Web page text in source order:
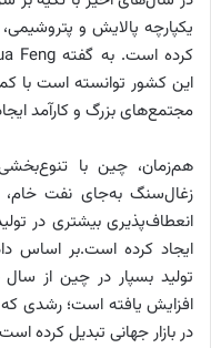
یکپارچه پالایش و
این کشور توانسته است با
مجتمع‌های بزرگ و کارآمد
هم‌زمان، چین با
زغال‌سنگ به‌جای نفت
انعطاف‌پذیری بیشتری در
ایجاد کرده است.بر اساس
افزایش یافته است؛ رشدی که
در بازار جهانی تبدیل کرده